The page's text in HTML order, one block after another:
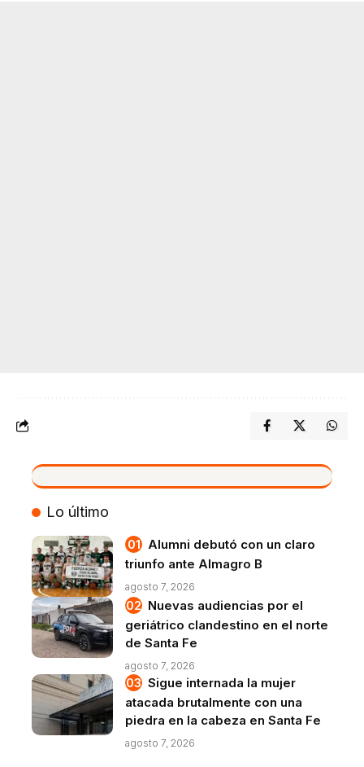
VIVO
Lo último
Alumni debutó con un claro
triunfo ante Almagro B
agosto 7, 2026
Nuevas audiencias por el
geriátrico clandestino en el norte
de Santa Fe
agosto 7, 2026
Sigue internada la mujer
atacada brutalmente con una
piedra en la cabeza en Santa Fe
agosto 7, 2026